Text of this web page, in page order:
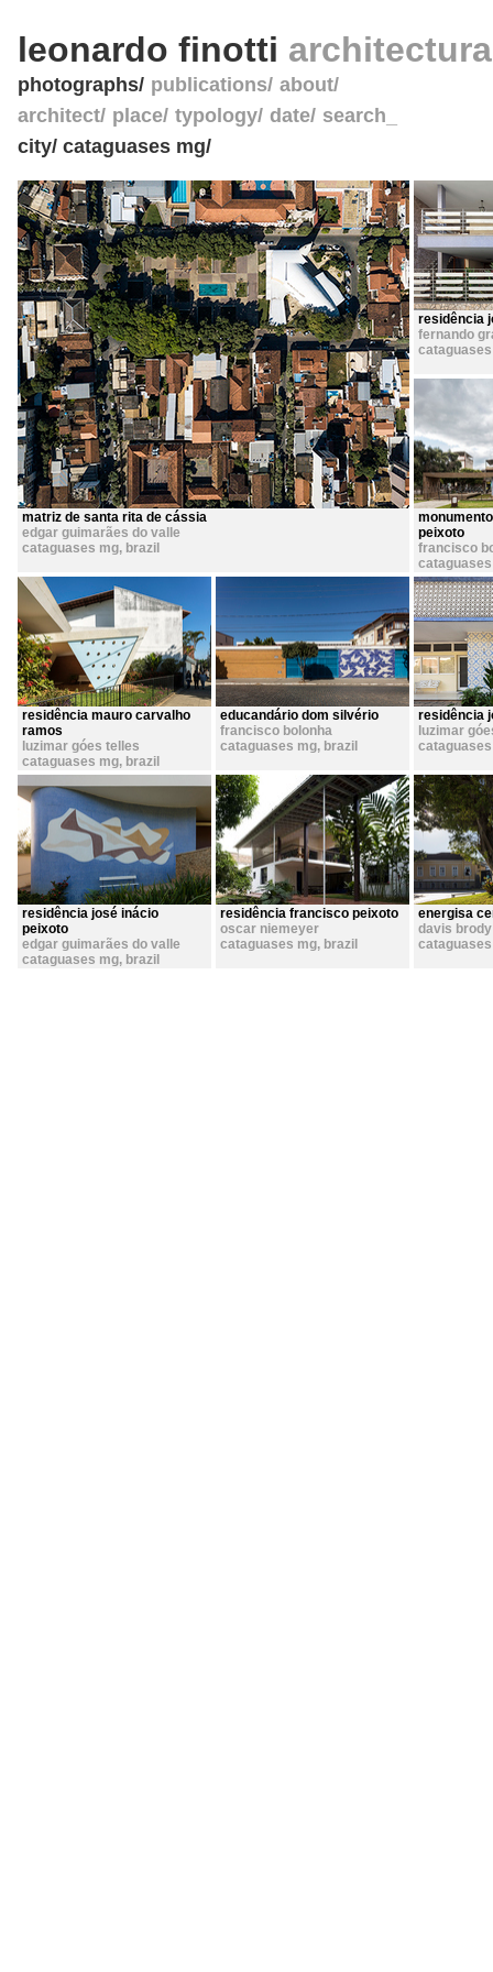
leonardo finotti
photographs publications about
architect place typology date search_
city/ cataguases mg/
matriz de santa rita de cássia
edgar guimarães do valle
cataguases mg, brazil
residência
fernando
peixoto
francisco
residência mauro carvalho
ramos
luzimar góes telles
cataguases mg, brazil
educandário dom silvério
francisco bolonha
cataguases mg, brazil
residência
luzimar
residência josé inácio
peixoto
edgar guimarães do valle
cataguases mg, brazil
residência francisco peixoto
oscar niemeyer
cataguases mg, brazil
energisa
davis